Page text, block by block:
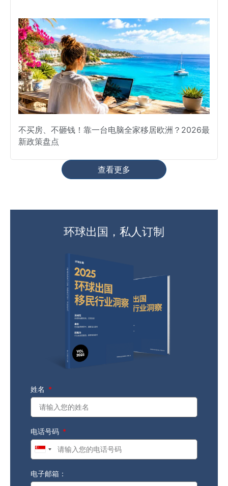
不买房、不砸钱！靠一台电脑全家移居欧洲？2026最
新政策盘点
查看更多
环球出国，私人订制
姓名
电话号码
Singapore
电子邮箱：